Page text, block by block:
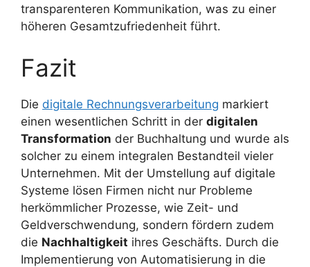
transparenteren Kommunikation, was zu einer
höheren Gesamtzufriedenheit führt.
Fazit
Die digitale Rechnungsverarbeitung markiert
einen wesentlichen Schritt in der digitalen
Transformation der Buchhaltung und wurde als
solcher zu einem integralen Bestandteil vieler
Unternehmen. Mit der Umstellung auf digitale
Systeme lösen Firmen nicht nur Probleme
herkömmlicher Prozesse, wie Zeit- und
Geldverschwendung, sondern fördern zudem
die Nachhaltigkeit ihres Geschäfts. Durch die
Implementierung von Automatisierung in die